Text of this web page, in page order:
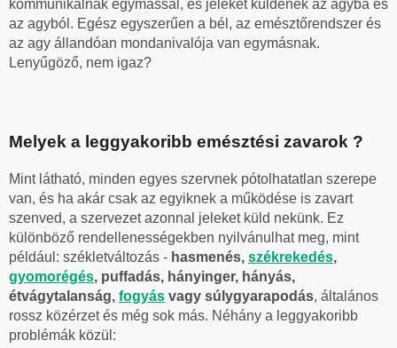
kommunikálnak egymással, és jeleket küldenek az agyba és
az agyból. Egész egyszerűen a bél, az emésztőrendszer és
az agy állandóan mondanivalója van egymásnak.
Lenyűgöző, nem igaz?
Melyek a leggyakoribb emésztési zavarok ?
Mint látható, minden egyes szervnek pótolhatatlan szerepe
van, és ha akár csak az egyiknek a működése is zavart
szenved, a szervezet azonnal jeleket küld nekünk. Ez
különböző rendellenességekben nyilvánulhat meg, mint
például: székletváltozás - hasmenés, székrekedés,
gyomorégés, puffadás, hányinger, hányás,
étvágytalanság, fogyás vagy súlygyarapodás, általános
rossz közérzet és még sok más. Néhány a leggyakoribb
problémák közül: